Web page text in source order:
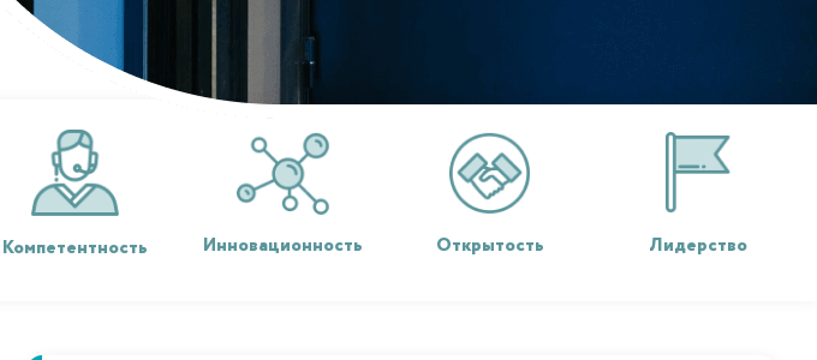
Компетентность Инновационность Открытость Лидерство